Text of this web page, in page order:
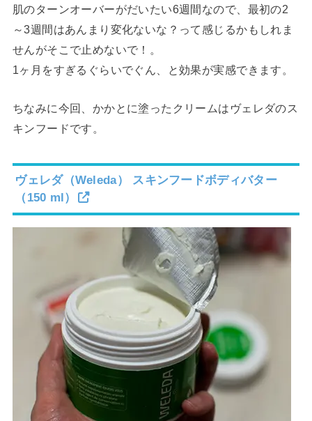
肌のターンオーバーがだいたい6週間なので、最初の2
～3週間はあんまり変化ないな？って感じるかもしれま
せんがそこで止めないで！。
1ヶ月をすぎるぐらいでぐん、と効果が実感できます。
ちなみに今回、かかとに塗ったクリームはヴェレダのス
キンフードです。
ヴェレダ（Weleda） スキンフードボディバター
（150 ml）